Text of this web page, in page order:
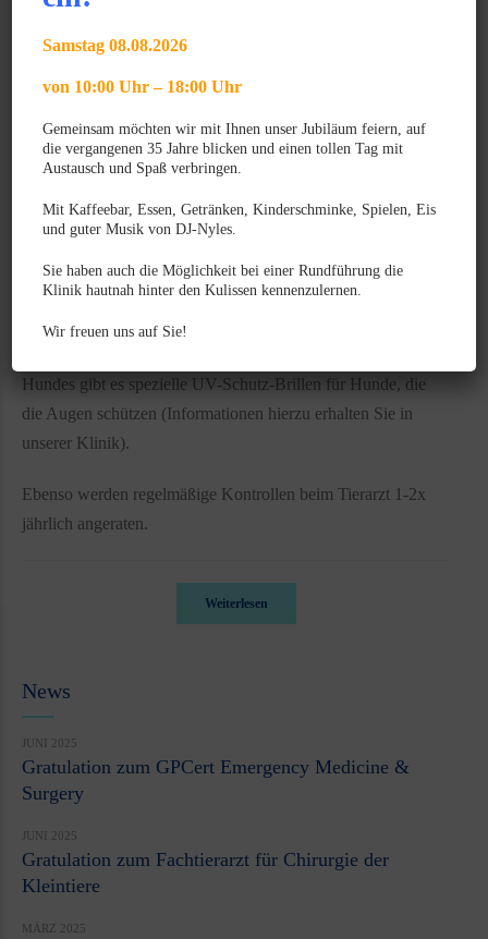
man mit der Therapie aufhört, kommt es wieder zu einem
Rezidiv (Wiederauftreten). Es ist also eine konsequente,
Wie sind die Chancen?
Wird die Erkrankung regelmäßig und konsequent mit
günstig einzustufen.
Der Besitzer muss das Auge gut beobachten und darauf
achten den Hund aus der Sonne zu halten, da der kurzwellige
Anteil der UV-Strahlung nachgewiesen akute
Hundes gibt es spezielle UV-Schutz-Brillen für Hunde, die
die Augen schützen (Informationen hierzu erhalten Sie in
unserer Klinik).
Ebenso werden regelmäßige Kontrollen beim Tierarzt 1-2x
jährlich angeraten.
Weiterlesen
News
JUNI 2025
Gratulation zum GPCert Emergency Medicine &
Surgery
JUNI 2025
Gratulation zum Fachtierarzt für Chirurgie der
Kleintiere
MÄRZ 2025
Samstag 08.08.2026
von 10:00 Uhr – 18:00 Uhr
Gemeinsam möchten wir mit Ihnen unser Jubiläum feiern, auf
die vergangenen 35 Jahre blicken und einen tollen Tag mit
Austausch und Spaß verbringen.
Mit Kaffeebar, Essen, Getränken, Kinderschminke, Spielen, Eis
und guter Musik von DJ-Nyles.
Sie haben auch die Möglichkeit bei einer Rundführung die
Klinik hautnah hinter den Kulissen kennenzulernen.
Wir freuen uns auf Sie!